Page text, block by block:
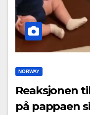
NORWAY
Reaksjonen
på pappaen